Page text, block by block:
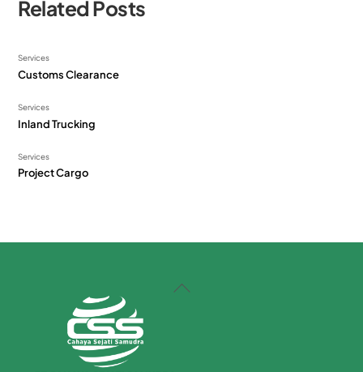
Related Posts
Services
Customs Clearance
Services
Inland Trucking
Services
Project Cargo
Back
To